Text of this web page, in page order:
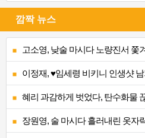
깜짝 뉴스
고소영, 낮술 마시다 노량진서 쫓
이정재, ♥임세령 비키니 인생샷
혜리 과감하게 벗었다, 탄수화물
장원영, 술 마시다 흘러내린 옷